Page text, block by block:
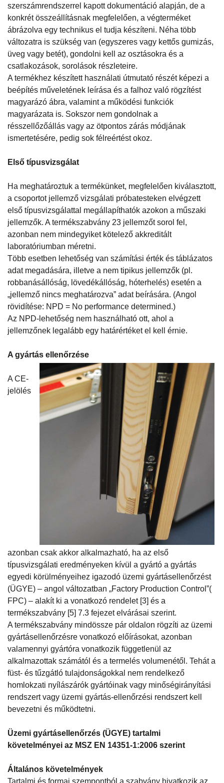
szerszámrendszerrel kapott dokumentáció alapján, de a
konkrét összeállításnak megfelelően, a végterméket
ábrázolva egy technikus el tudja készíteni. Néha több
változatra is szükség van (egyszeres vagy kettős gumizás,
üveg vagy betét), gondolni kell az osztásokra és a
csatlakozások, sorolások részleteire.
A termékhez készített használati útmutató részét képezi a
beépítés műveletének leírása és a falhoz való rögzítést
magyarázó ábra, valamint a működési funkciók
magyarázata is. Sokszor nem gondolnak a
résszellőzőállás vagy az ötpontos zárás módjának
ismertetésére, pedig sok félreértést okoz.
Első típusvizsgálat
Ha meghatároztuk a termékünket, megfelelően kiválasztott,
a csoportot jellemző vizsgálati próbatesteken elvégzett
első típusvizsgálattal megállapíthatók azokon a műszaki
jellemzők. A termékszabvány 23 jellemzőt sorol fel,
azonban nem mindegyiket kötelező akkreditált
laboratóriumban méretni.
Több esetben lehetőség van számítási érték és táblázatos
adat megadására, illetve a nem tipikus jellemzők (pl.
robbanásállóság, lövedékállóság, hóterhelés) esetén a
„jellemző nincs meghatározva” adat beírására. (Angol
rövidítése: NPD = No performance determined.)
Az NPD-lehetőség nem használható ott, ahol a
jellemzőnek legalább egy határértéket el kell érnie.
A gyártás ellenőrzése
A CE-
jelölés
azonban csak akkor alkalmazható, ha az első
típusvizsgálati eredményeken kívül a gyártó a gyártás
egyedi körülményeihez igazodó üzemi gyártásellenőrzést
(ÜGYE) – angol változatban „Factory Production Control”(
FPC) – alakít ki a vonatkozó rendelet [3] és a
termékszabvány [5] 7.3 fejezet elvárásai szerint.
A termékszabvány mindössze pár oldalon rögzíti az üzemi
gyártásellenőrzésre vonatkozó előírásokat, azonban
valamennyi gyártóra vonatkozik függetlenül az
alkalmazottak számától és a termelés volumenétől. Tehát a
füst- és tűzgátló tulajdonságokkal nem rendelkező
homlokzati nyílászárók gyártóinak vagy minőségirányítási
rendszert vagy üzemi gyártás-ellenőrzési rendszert kell
bevezetni és működtetni.
Üzemi gyártásellenőrzés (ÜGYE) tartalmi
követelményei az MSZ EN 14351-1:2006 szerint
Általános követelmények